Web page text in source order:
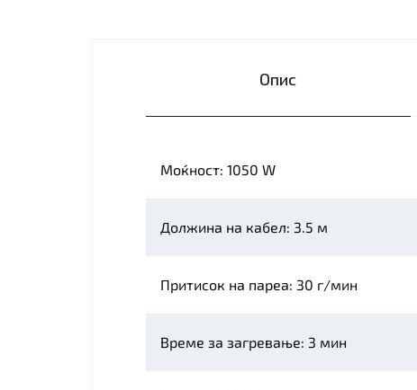
Опис
Моќност: 1050 W
Должина на кабел: 3.5 м
Притисок на пареа: 30 г/мин
Време за загревање: 3 мин